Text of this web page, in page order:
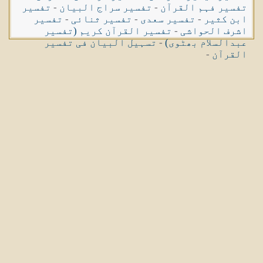
تفسیر فہم القرآن - تفسیر سراج البیان - تفسیر
ابن کثیر - تفسیر سعدی - تفسیر ثنائی - تفسیر
اشرف الحواشی - تفسیر القرآن کریم (تفسیر
عبدالسلام بھٹوی)-تسہیل البیان فی تفسیر
القرآن -